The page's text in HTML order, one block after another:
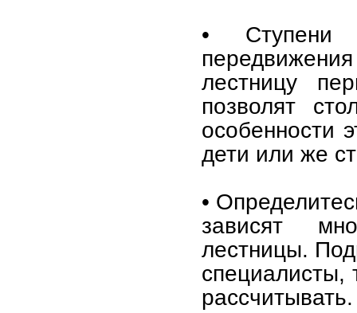
• Ступени
лестницу
позволят
особенности
дети или же
•
зависят
лестницы.
специалисты,
рассчитывать.